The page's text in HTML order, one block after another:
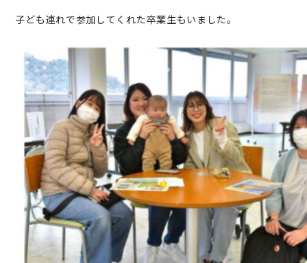
子ども連れで参加してくれた卒業生もいました。